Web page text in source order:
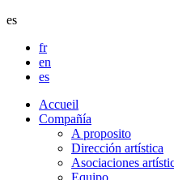
es
fr
en
es
Accueil
Compañía
A proposito
Dirección artística
Asociaciones
Equipo